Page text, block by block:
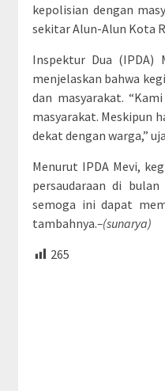
kepolisian dengan
sekitar Alun-Alun Kota
Inspektur Dua (IPDA)
menjelaskan bahwa
dan masyarakat.
masyarakat. Meskipun
dekat dengan warga,”
Menurut IPDA Mevi,
persaudaraan di
semoga ini dapat
tambahnya.–(sunarya)
265